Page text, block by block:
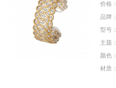
Macri Capri与Macri
岛屿为灵感，延续
指均采用微拱造型。
价格：
品牌：
型号：
主题：
颜色：
材质：